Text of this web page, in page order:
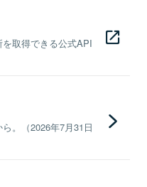
取得できる公式API
。（2026年7月31日